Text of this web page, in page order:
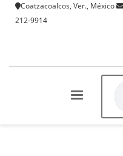
Coatzacoalcos, Ver., México
212-9914